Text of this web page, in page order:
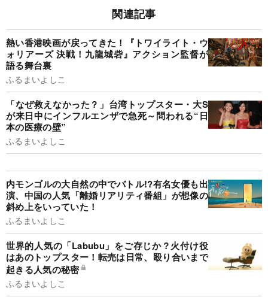
関連記事
熱い香港映画が戻ってきた！『トワイライト・ウ
ォリアーズ 決戦！九龍城砦』アクション監督が
語る舞台裏
ふるまいよしこ
「なぜ救えなかった？」台湾トップスター・大S
が来日中にインフルエンザで急死～問われる“日
本の医療の壁”
ふるまいよしこ
内モンゴルの大自然の中でバトル!?有名女優も出
演、中国の人気「離婚リアリティ番組」が想像の
斜め上をいっていた！
ふるまいよしこ
世界的人気の「Labubu」をご存じか？火付け役
はあのトップスター！転売は日常、殴り合いまで
起きる人気の秘密
ふるまいよしこ